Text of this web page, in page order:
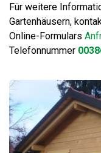
Für weitere
Gartenhäusern,
Online-Formulars
Telefonnummer